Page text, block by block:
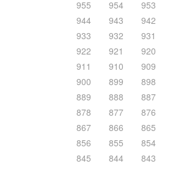
955
954 953
944
943 942
933
932 931
922
921 920
911
910 909
900
899 898
889
888 887
878
877 876
867
866 865
856
855 854
845
844 843